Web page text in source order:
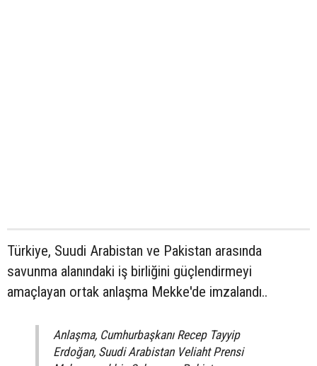
Türkiye, Suudi Arabistan ve Pakistan arasında
savunma alanındaki iş birliğini güçlendirmeyi
amaçlayan ortak anlaşma Mekke'de imzalandı..
Anlaşma, Cumhurbaşkanı Recep Tayyip
Erdoğan, Suudi Arabistan Veliaht Prensi